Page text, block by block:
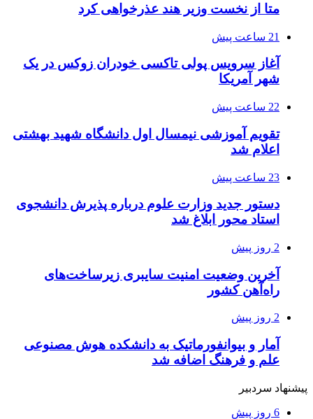
متا از نخست وزیر هند عذرخواهی کرد
21 ساعت پیش
آغاز سرویس پولی تاکسی خودران زوکس در یک
شهر آمریکا
22 ساعت پیش
تقویم آموزشی نیمسال اول دانشگاه شهید بهشتی
اعلام شد
23 ساعت پیش
دستور جدید وزارت علوم درباره پذیرش دانشجوی
استاد محور ابلاغ شد
2 روز پیش
آخرین وضعیت امنیت سایبری زیرساخت‌های
راه‌آهن کشور
2 روز پیش
آمار و بیوانفورماتیک به دانشکده هوش مصنوعی
علم و فرهنگ اضافه شد
پیشنهاد سردبیر
6 روز پیش